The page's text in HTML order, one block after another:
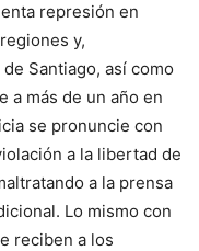
represión en
y,
Santiago, así como
a más de un año en
se pronuncie con
a la libertad de
a la prensa
Lo mismo con
reciben a los